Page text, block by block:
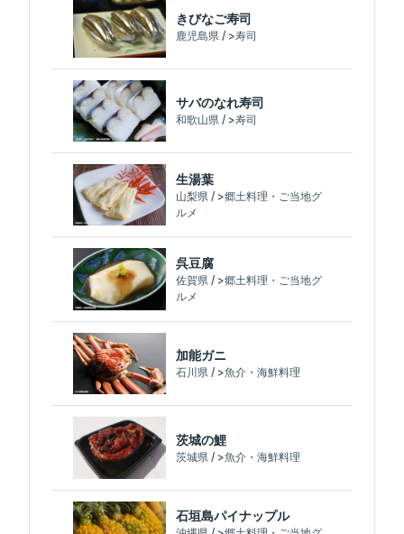
きびなご寿司
鹿児島県 / >寿司
サバのなれ寿司
和歌山県 / >寿司
生湯葉
山梨県 / >郷土料理・ご当地グ
ルメ
呉豆腐
佐賀県 / >郷土料理・ご当地グ
ルメ
加能ガニ
石川県 / >魚介・海鮮料理
茨城の鯉
茨城県 / >魚介・海鮮料理
石垣島パイナップル